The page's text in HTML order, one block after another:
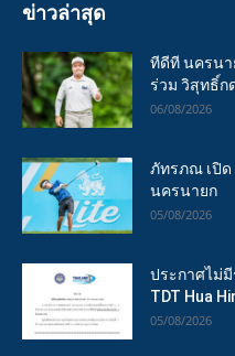
ข่าวล่าสุด
ทีดีที นครนา
ร่วม วิสุทธิ์
06/08/2026
ภัทรภณ เปิด
นครนายก
05/08/2026
ประกาศไม่มี
TDT Hua
05/08/2026